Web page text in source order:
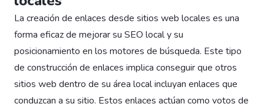
La creación de enlaces desde sitios web locales es una
forma eficaz de mejorar su SEO local y su
posicionamiento en los motores de búsqueda. Este tipo
de construcción de enlaces implica conseguir que otros
sitios web dentro de su área local incluyan enlaces que
conduzcan a su sitio. Estos enlaces actúan como votos de